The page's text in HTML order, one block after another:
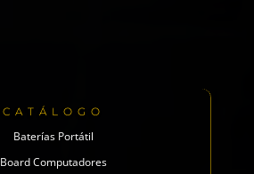
CATÁLOGO
Baterías Portátil
Board Computadores